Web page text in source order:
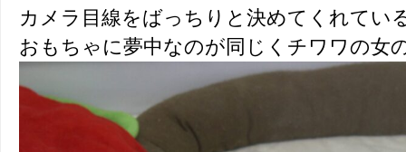
カメラ目線をばっちりと決めてくれてい
おもちゃに夢中なのが同じくチワワの女